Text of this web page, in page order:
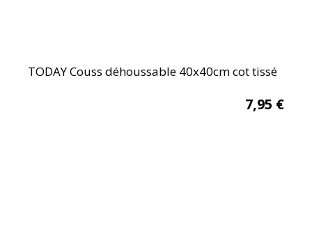
TODAY Couss déhoussable 40x40cm cot tissé
7,95 €